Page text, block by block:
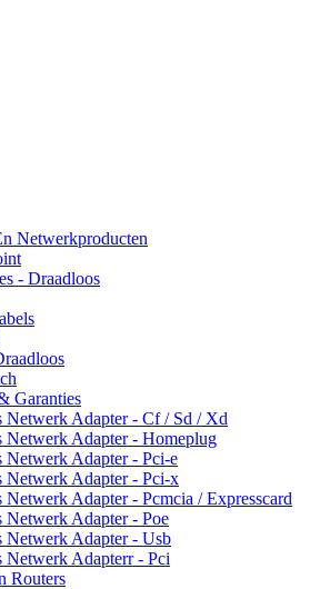
Netwerkproducten
- Draadloos
Garanties
Netwerk Adapter - Cf / Sd / Xd
Netwerk Adapter - Homeplug
Netwerk Adapter - Pci-e
Netwerk Adapter - Pci-x
Netwerk Adapter - Pcmcia / Expresscard
Netwerk Adapter - Poe
Netwerk Adapter - Usb
Netwerk Adapterr - Pci
Routers